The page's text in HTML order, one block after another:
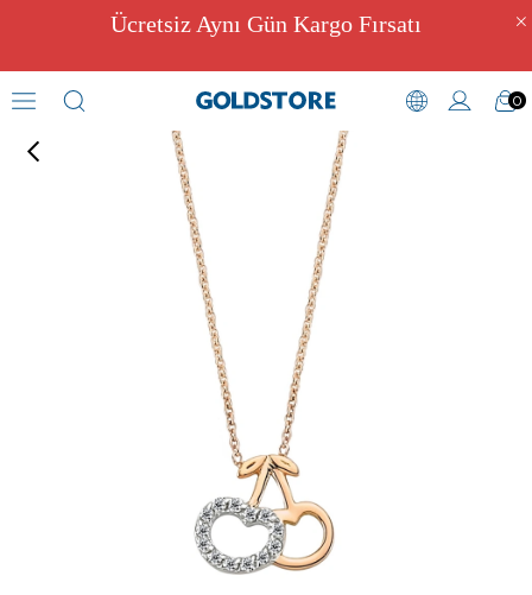
Ücretsiz Aynı Gün Kargo Fırsatı
0
Pırlantalı Kolye Modelleri